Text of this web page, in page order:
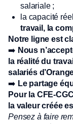
salariale ;
la capacité
travail, la
Notre ligne est
➡️ Nous
la réalité du
salariés
➡️ Le partage
Pour la CFE-
la valeur créée
Pensez à faire